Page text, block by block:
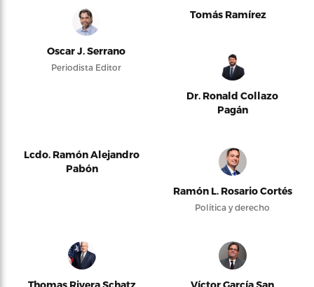
Oscar J. Serrano
Periodista Editor
Tomás Ramírez
Dr. Ronald Collazo
Pagán
Lcdo. Ramón Alejandro
Pabón
Ramón L. Rosario Cortés
Política y derecho
Thomas Rivera Schatz
Víctor García San